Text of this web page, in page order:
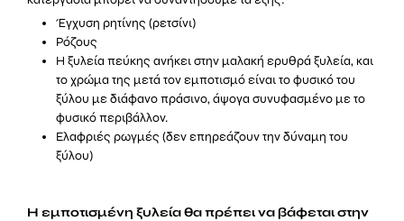
Έγχυση ρητίνης (ρετσίνι)
Ρόζους
Η ξυλεία πεύκης ανήκει στην μαλακή ερυθρά ξυλεία, και
το χρώμα της μετά τον εμποτισμό είναι το φυσικό του
ξύλου με διάφανο πράσινο, άψογα συνυφασμένο με το
φυσικό περιβάλλον.
Ελαφριές ρωγμές (δεν επηρεάζουν την δύναμη του
ξύλου)
Η εμποτισμένη ξυλεία θα πρέπει να βάφεται στην